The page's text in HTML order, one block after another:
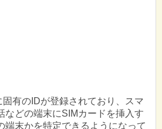
有のIDが登録されており、スマ
などの端末にSIMカードを挿入す
端末かを特定できるようになって